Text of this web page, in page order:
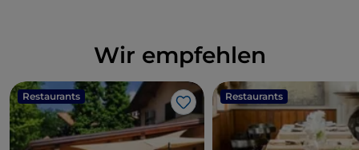
Wir empfehlen
Restaurants
Like
Restaurants